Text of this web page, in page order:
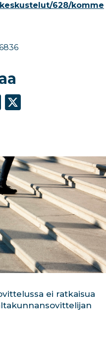
628/komme
Li
dI
n
ei ratkaisua